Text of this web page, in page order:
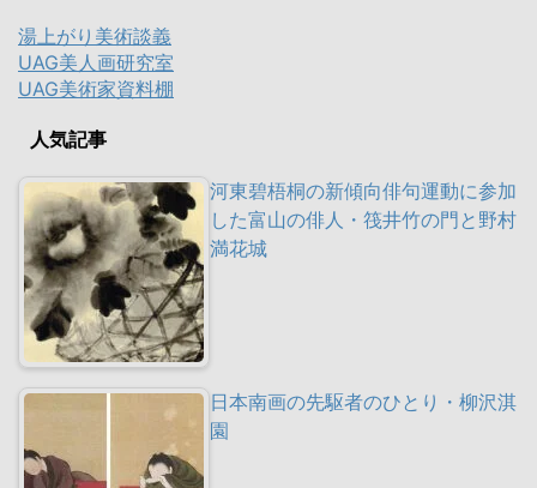
湯上がり美術談義
UAG美人画研究室
UAG美術家資料棚
人気記事
河東碧梧桐の新傾向俳句運動に参加
した富山の俳人・筏井竹の門と野村
満花城
日本南画の先駆者のひとり・柳沢淇
園